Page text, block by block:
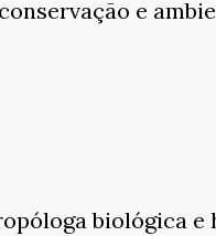
e
biológica